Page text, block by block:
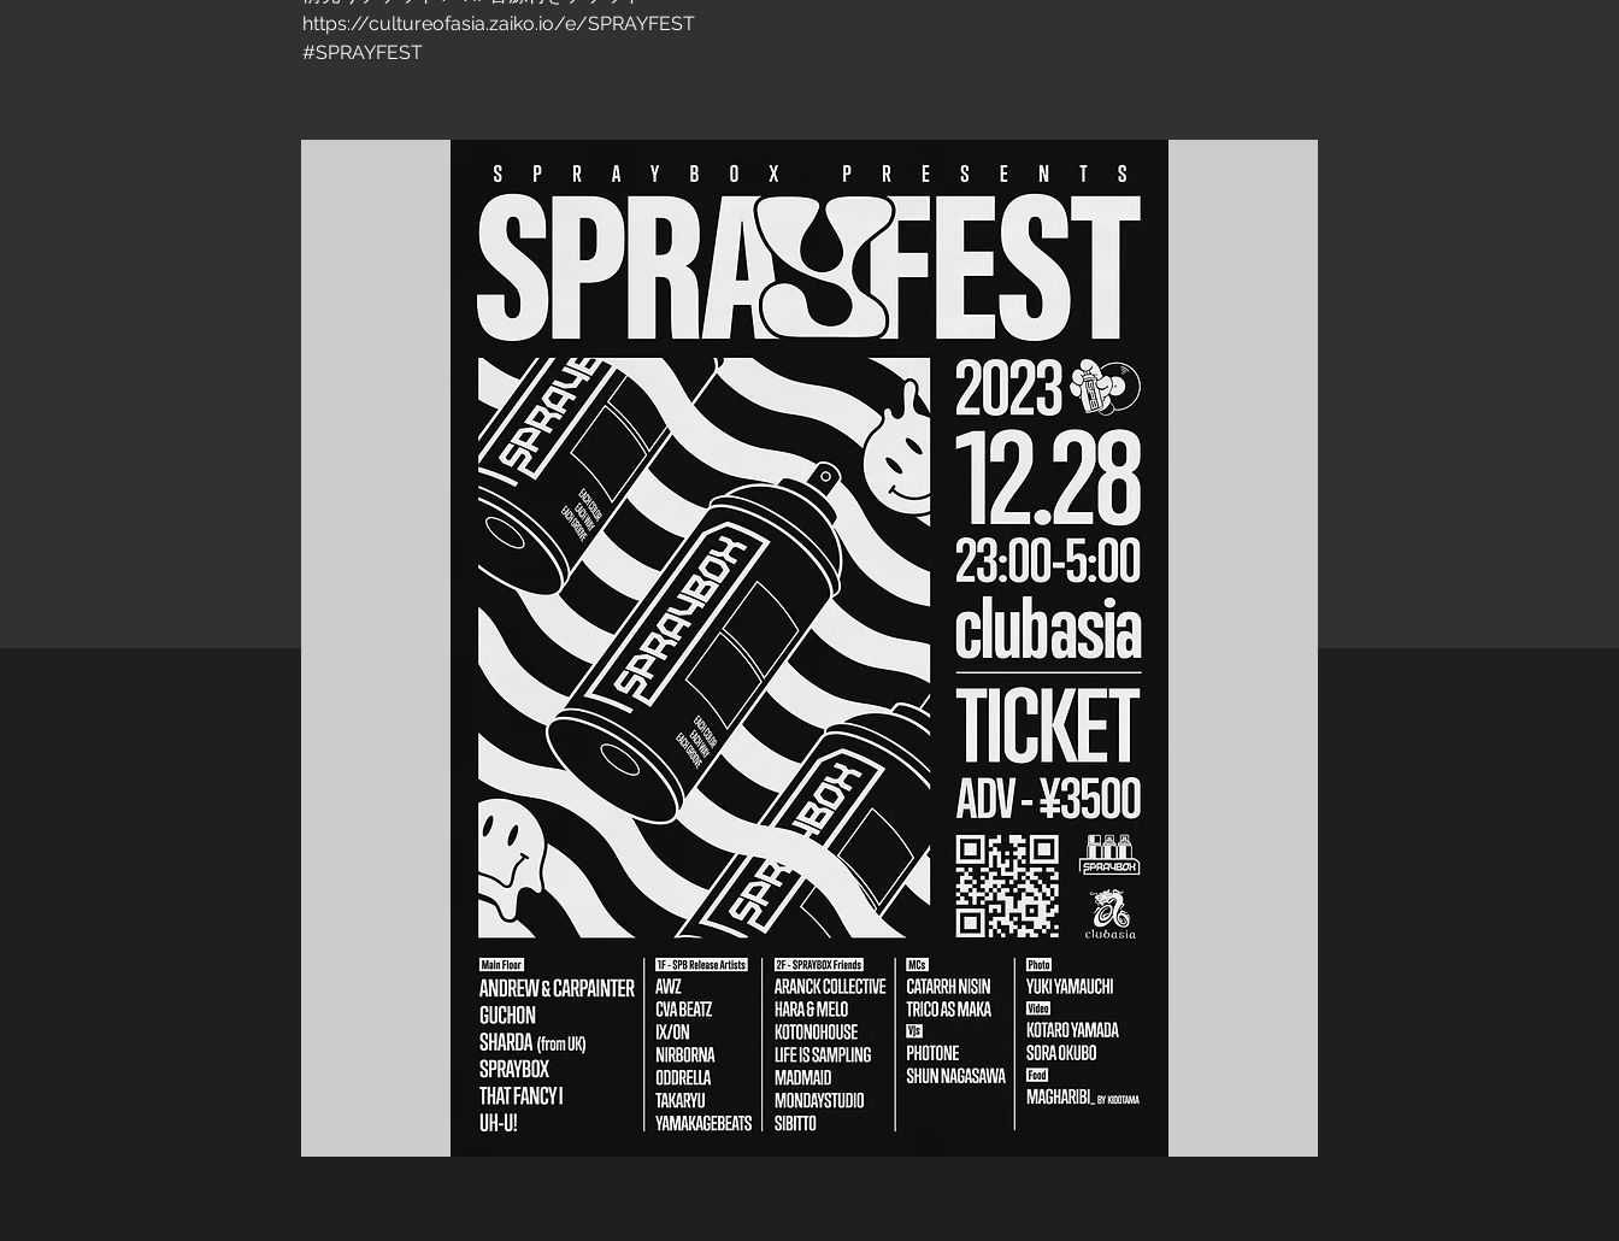
https://cultureofasia.zaiko.io/e/SPRAYFEST
#SPRAYFEST